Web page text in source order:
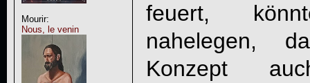
Mourir:
Nous, le venin
feuert,
nahelegen,
Konzept